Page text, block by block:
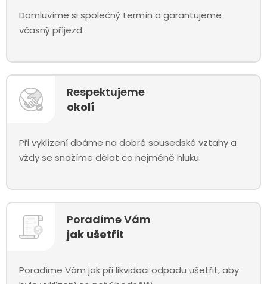
Domluvíme si společný termín a garantujeme
včasný příjezd.
Respektujeme
okolí
Při vyklízení dbáme na dobré sousedské vztahy a
vždy se snažíme dělat co nejméně hluku.
Poradíme Vám
jak ušetřit
Poradíme Vám jak při likvidaci odpadu ušetřit, aby